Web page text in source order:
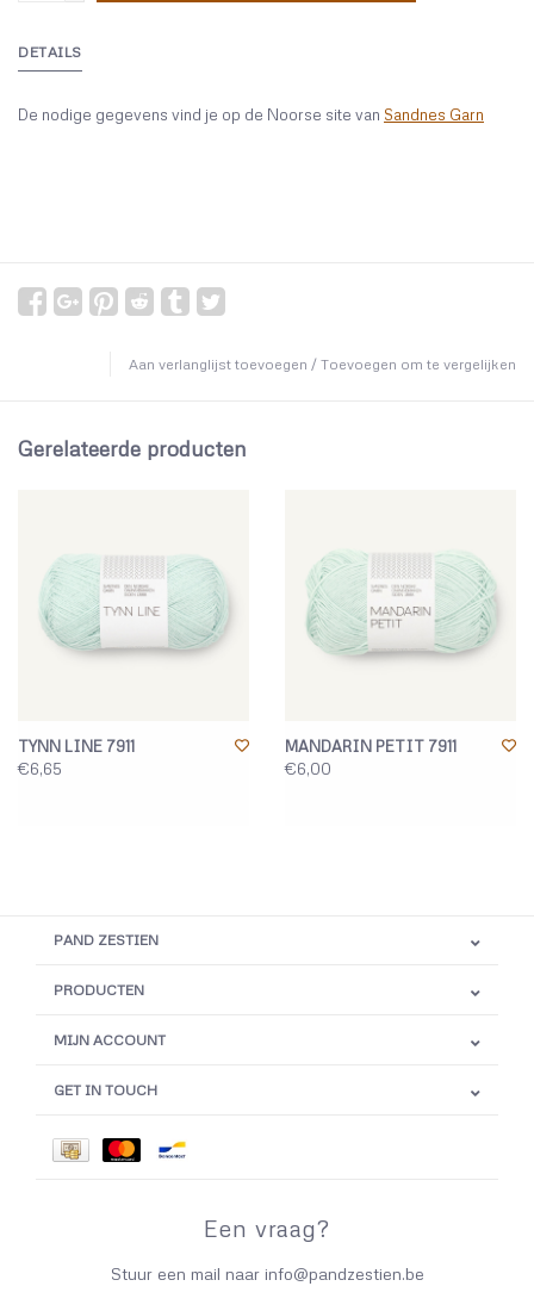
DETAILS
De nodige gegevens vind je op de Noorse site van Sandnes Garn
Aan verlanglijst toevoegen / Toevoegen om te vergelijken
Gerelateerde producten
TYNN LINE 7911
€6,65
MANDARIN PETIT 7911
€6,00
PAND ZESTIEN
PRODUCTEN
MIJN ACCOUNT
GET IN TOUCH
Een vraag?
Stuur een mail naar info@pandzestien.be